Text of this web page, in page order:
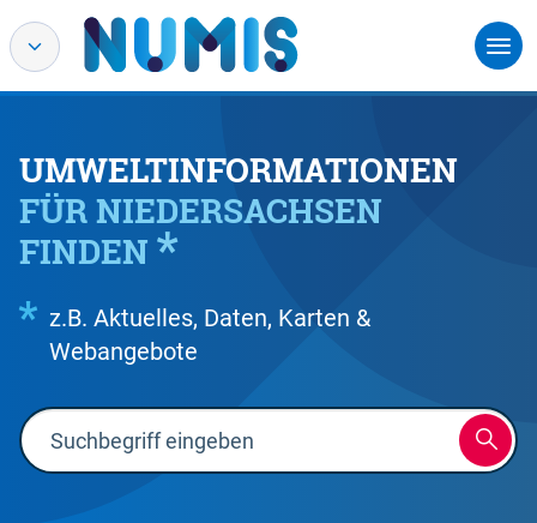
UMWELTINFORMATIONEN
FÜR NIEDERSACHSEN
FINDEN
z.B. Aktuelles, Daten, Karten &
Webangebote